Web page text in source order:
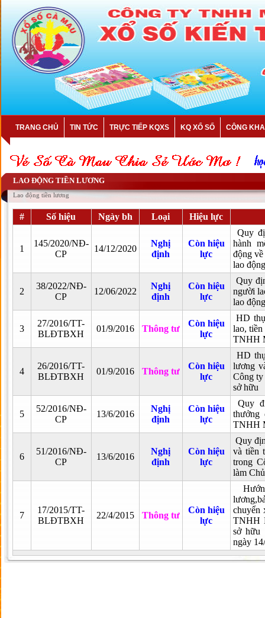
TRANG CHỦ TIN TỨC TRỰC TIẾP KQXS KQ XỔ SỐ CÔNG
LAO ĐỘNG TIỀN LƯƠNG
Lao động tiền lương
# Số hiệu Ngày bh Loại Hiệu lực
1
145/2020/NĐ-
CP
14/12/2020
Nghị
định
Còn hiệu
lực
Quy
hành
động
lao động
2
38/2022/NĐ-
CP
12/06/2022
Nghị
định
Còn hiệu
lực
Quy
người
lao động
3
27/2016/TT-
BLĐTBXH
01/9/2016 Thông tư
Còn hiệu
lực
HD
lao,
TNHH
4
26/2016/TT-
BLĐTBXH
01/9/2016 Thông tư
Còn hiệu
lực
HD
lương
Công
sở hữu
5
52/2016/NĐ-
CP
13/6/2016
Nghị
định
Còn hiệu
lực
Quy
TNHH
6
51/2016/NĐ-
CP
13/6/2016
Nghị
định
Còn hiệu
lực
Quy
và tiền
trong
làm
7
17/2015/TT-
BLĐTBXH
22/4/2015 Thông tư
Còn hiệu
lực
chuyển
TNHH
sở hữu
ngày